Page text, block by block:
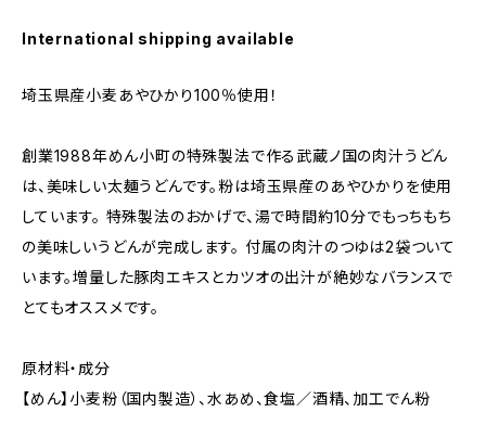
International shipping available
埼玉県産小麦あやひかり100％使用！
創業1988年めん小町の特殊製法で作る武蔵ノ国の肉汁うどん
は、美味しい太麺うどんです。粉は埼玉県産のあやひかりを使用
しています。 特殊製法のおかげで、湯で時間約10分でもっちもち
の美味しいうどんが完成します。 付属の肉汁のつゆは2袋ついて
います。増量した豚肉エキスとカツオの出汁が絶妙なバランスで
とてもオススメです。
原材料・成分
【めん】小麦粉（国内製造）、水あめ、食塩／酒精、加工でん粉